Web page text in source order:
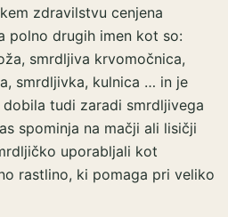
zdravilstvu cenjena
polno drugih imen kot so:
smrdljiva krvomočnica,
smrdljivka, kulnica … in je
tudi zaradi smrdljivega
spominja na mačji ali lisičji
uporabljali kot
rastlino, ki pomaga pri veliko